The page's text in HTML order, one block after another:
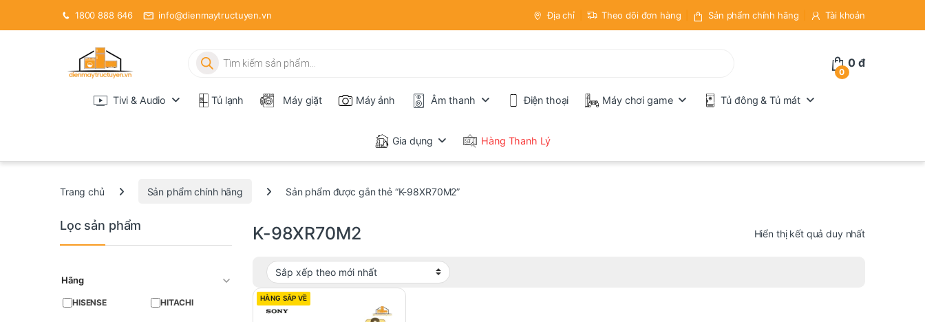
1800 888 646 info@dienmaytructuyen.vn Địa chỉ Theo dõi đơn hàng Sản phẩm chính hãng Tài khoản
Tìm kiếm sản phẩm
0
0đ
Tivi & Audio Tủ lạnh Máy giặt Máy ảnh Âm thanh Điện thoại Máy chơi game Tủ đông & Tủ mát
Gia dụng Hàng Thanh Lý
Trang chủ Sản phẩm chính hãng Sản phẩm được gắn thẻ “K-98XR70M2”
K-98XR70M2 Hiển thị kết quả duy nhất
HÀNG SẮP VỀ
Lọc sản phẩm
Hãng
HISENSE HITACHI